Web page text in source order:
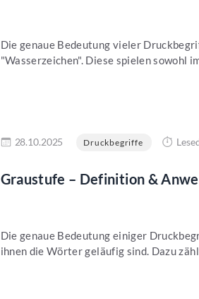
Die genaue Bedeutung vieler
"Wasserzeichen". Diese spielen sowohl
28.10.2025 Druckbegriffe
Graustufe – Definition &
Die genaue Bedeutung einiger
ihnen die Wörter geläufig sind. Dazu